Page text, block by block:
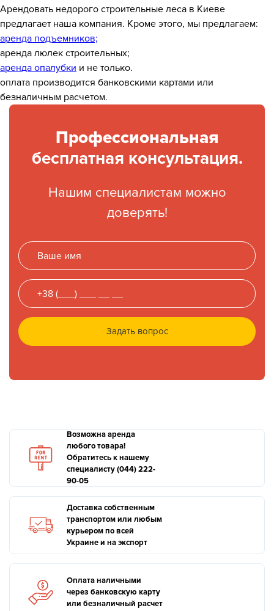
Арендовать недорого строительные леса в Киеве
предлагает наша компания. Кроме этого, мы предлагаем:
аренда подъемников;
аренда люлек строительных;
аренда опалубки и не только.
оплата производится банковскими картами или
безналичным расчетом.
Профессиональная
бесплатная консультация.
Нашим специалистам можно
доверять!
Задать вопрос
Возможна аренда
любого товара!
Обратитесь к нашему
специалисту (044) 222-
90-05
Доставка собственным
транспортом или любым
курьером по всей
Украине и на экспорт
Оплата наличными
через банковскую карту
или безналичный расчет